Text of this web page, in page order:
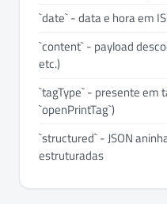
`date` - data e hora em
`content` - payload
etc.)
`tagType` - presente em
`openPrintTag`)
`structured` - JSON
estruturadas